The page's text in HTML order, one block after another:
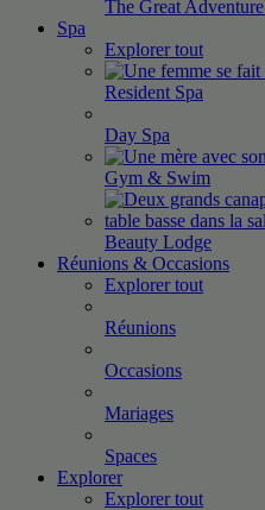
The Great Adventure
Spa
Explorer tout
Resident Spa
Day Spa
Gym & Swim
Beauty Lodge
Réunions & Occasions
Explorer tout
Réunions
Occasions
Mariages
Spaces
Explorer
Explorer tout